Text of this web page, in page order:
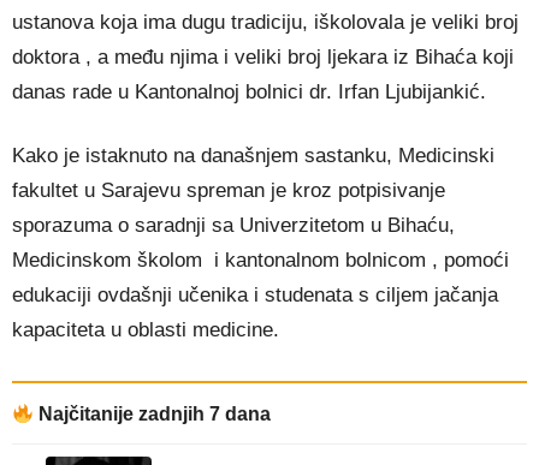
ustanova koja ima dugu tradiciju, iškolovala je veliki broj
doktora , a među njima i veliki broj ljekara iz Bihaća koji
danas rade u Kantonalnoj bolnici dr. Irfan Ljubijankić.
Kako je istaknuto na današnjem sastanku, Medicinski
fakultet u Sarajevu spreman je kroz potpisivanje
sporazuma o saradnji sa Univerzitetom u Bihaću,
Medicinskom školom i kantonalnom bolnicom , pomoći
edukaciji ovdašnji učenika i studenata s ciljem jačanja
kapaciteta u oblasti medicine.
Najčitanije zadnjih 7 dana